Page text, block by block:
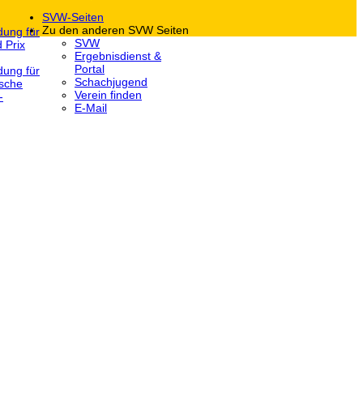
für
Prix
für
SVW-Seiten
Zu den anderen SVW Seiten
SVW
Ergebnisdienst &
Portal
Schachjugend
Verein finden
E-Mail